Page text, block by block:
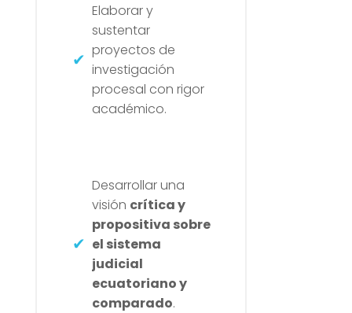
Elaborar y
sustentar
proyectos de
investigación
procesal con rigor
académico.
Desarrollar una
visión crítica y
propositiva sobre
el sistema
judicial
ecuatoriano y
comparado.